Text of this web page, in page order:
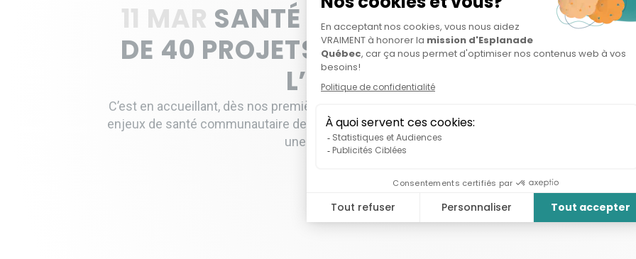
11 MAR SANTÉ COMMUNAUTAIRE: PLUS
DE 40 PROJETS PROPULSÉS EN 3 ANS À
L’ESPLANADE
C’est en accueillant, dès nos premières cohortes, des projets entrepreneuriaux traitant de ces
enjeux de santé communautaire de première ligne, que nous avons réalisé l’importance
une plateforme pour les aider....
LIRE LA SUITE